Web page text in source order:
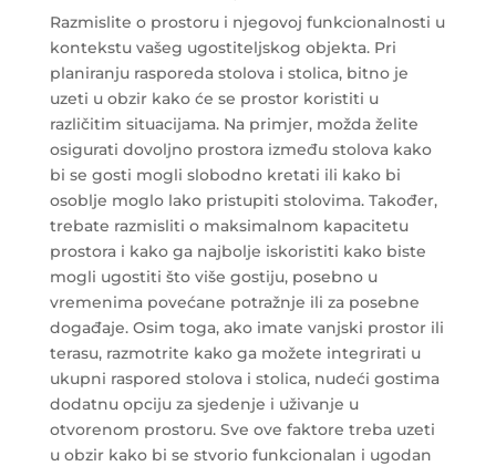
Razmislite o prostoru i njegovoj funkcionalnosti u
kontekstu vašeg ugostiteljskog objekta. Pri
planiranju rasporeda stolova i stolica, bitno je
uzeti u obzir kako će se prostor koristiti u
različitim situacijama. Na primjer, možda želite
osigurati dovoljno prostora između stolova kako
bi se gosti mogli slobodno kretati ili kako bi
osoblje moglo lako pristupiti stolovima. Također,
trebate razmisliti o maksimalnom kapacitetu
prostora i kako ga najbolje iskoristiti kako biste
mogli ugostiti što više gostiju, posebno u
vremenima povećane potražnje ili za posebne
događaje. Osim toga, ako imate vanjski prostor ili
terasu, razmotrite kako ga možete integrirati u
ukupni raspored stolova i stolica, nudeći gostima
dodatnu opciju za sjedenje i uživanje u
otvorenom prostoru. Sve ove faktore treba uzeti
u obzir kako bi se stvorio funkcionalan i ugodan